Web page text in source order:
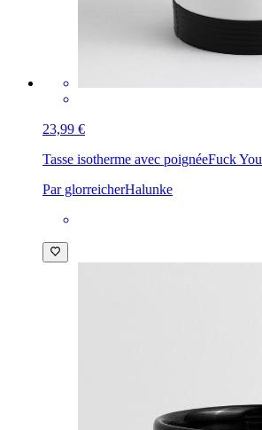
23,99 €
Tasse isotherme avec poignéeFuck You
Par glorreicherHalunke